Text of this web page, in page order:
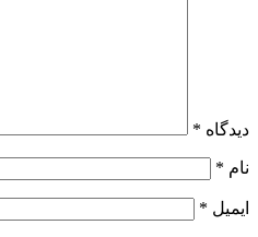
دیدگاه *
نام *
ایمیل *